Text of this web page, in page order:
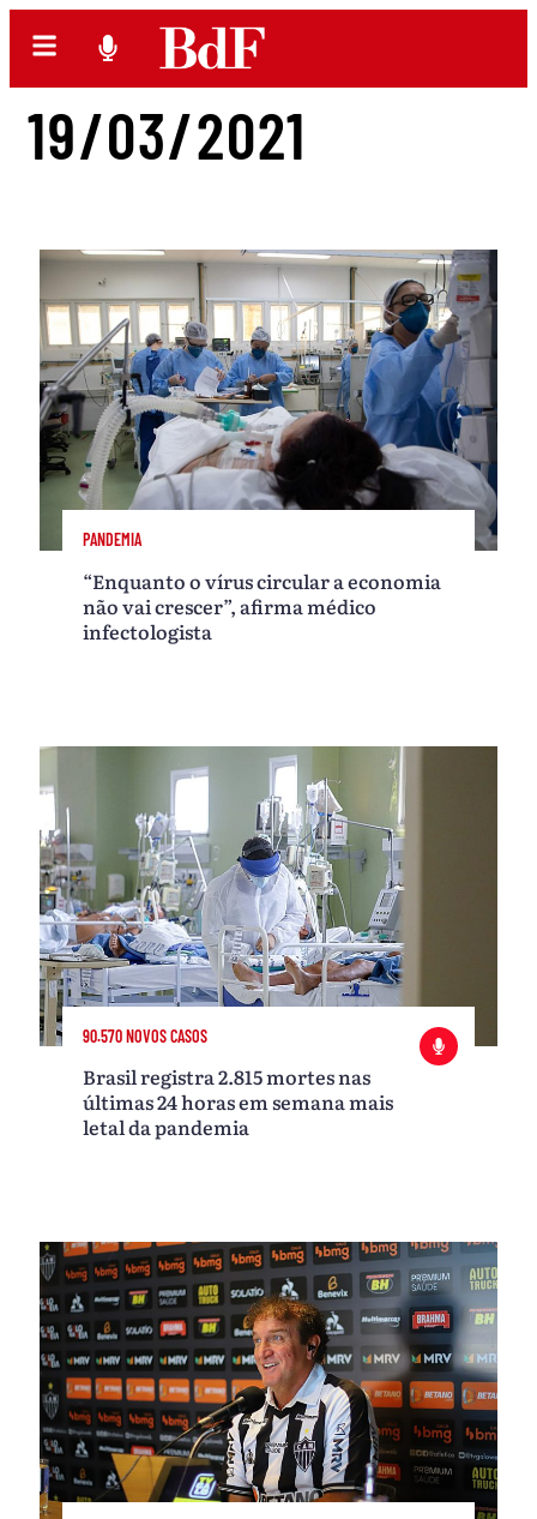
19/03/2021
PANDEMIA
“Enquanto o vírus circular a economia
não vai crescer”, afirma médico
infectologista
90.570 NOVOS CASOS
Brasil registra 2.815 mortes nas
últimas 24 horas em semana mais
letal da pandemia